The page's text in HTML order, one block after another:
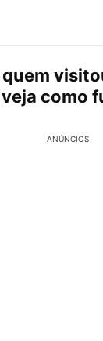
como
ANÚNCIOS